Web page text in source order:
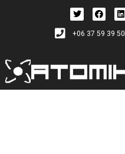
+06 37 59 39 50